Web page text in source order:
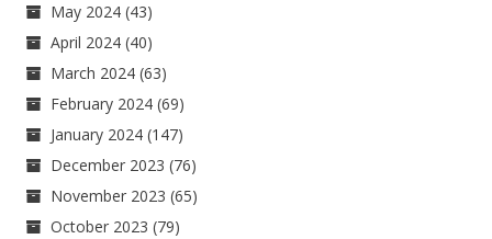
May 2024 (43)
April 2024 (40)
March 2024 (63)
February 2024 (69)
January 2024 (147)
December 2023 (76)
November 2023 (65)
October 2023 (79)